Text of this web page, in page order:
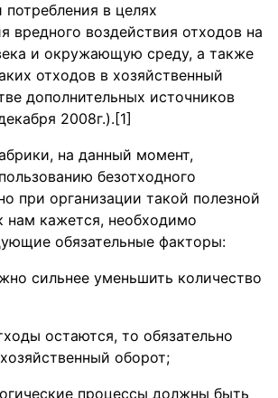
потребления в целях
вредного воздействия отходов на
и окружающую среду, а также
отходов в хозяйственный
дополнительных источников
2008г.).[1]
на данный момент,
безотходного
при организации такой полезной
нам кажется, необходимо
обязательные факторы:
сильнее уменьшить количество
остаются, то обязательно
оборот;
процессы должны быть